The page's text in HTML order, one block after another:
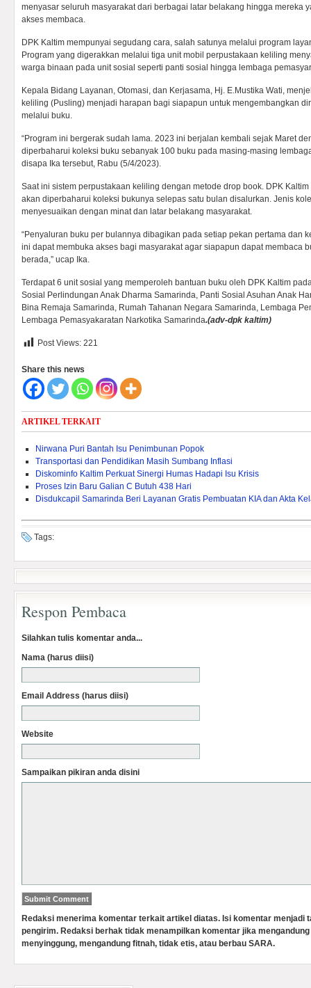
menyasar seluruh masyarakat dari berbagai latar belakang hingga mereka
akses membaca.
DPK Kaltim mempunyai segudang cara, salah satunya melalui program
Program yang digerakkan melalui tiga unit mobil perpustakaan keliling
warga binaan pada unit sosial seperti panti sosial hingga lembaga
Kepala Bidang Layanan, Otomasi, dan Kerjasama, Hj. E.Mustika Wati,
keliling (Pusling) menjadi harapan bagi siapapun untuk mengembangkan
melalui buku.
“Program ini bergerak sudah lama. 2023 ini berjalan kembali sejak Maret
diperbaharui koleksi buku sebanyak 100 buku pada masing-masing
disapa Ika tersebut, Rabu (5/4/2023).
Saat ini sistem perpustakaan keliling dengan metode drop book. DPK
akan diperbaharui koleksi bukunya selepas satu bulan disalurkan. Jenis
menyesuaikan dengan minat dan latar belakang masyarakat.
“Penyaluran buku per bulannya dibagikan pada setiap pekan pertama dan
ini dapat membuka akses bagi masyarakat agar siapapun dapat membaca
berada,” ucap Ika.
Terdapat 6 unit sosial yang memperoleh bantuan buku oleh DPK Kaltim
Sosial Perlindungan Anak Dharma Samarinda, Panti Sosial Asuhan Anak
Bina Remaja Samarinda, Rumah Tahanan Negara Samarinda, Lembaga
Lembaga Pemasyakaratan Narkotika Samarinda.(adv-dpk kaltim)
Post Views: 221
Share this news
ARTIKEL TERKAIT
Nirwana Puri Bantah Isu Penimbunan Popok
Transportasi dan Pendidikan Masih Sumbang Inflasi
Diskominfo Kaltim Perkuat Sinergi Humas Hadapi Isu Krisis
Proses Izin Baru Galian C Butuh 438 Hari
Disdukcapil Samarinda Beri Layanan Gratis Pembuatan KIA dan Akta
Tags:
Respon Pembaca
Silahkan tulis komentar anda...
Nama (harus diisi)
Email Address (harus diisi)
Website
Sampaikan pikiran anda disini
Redaksi menerima komentar terkait artikel diatas. Isi komentar menjadi
pengirim. Redaksi berhak tidak menampilkan komentar jika
menyinggung, mengandung fitnah, tidak etis, atau berbau SARA.